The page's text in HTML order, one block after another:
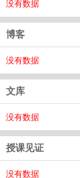
没有数据
博客
没有数据
文库
没有数据
授课见证
没有数据